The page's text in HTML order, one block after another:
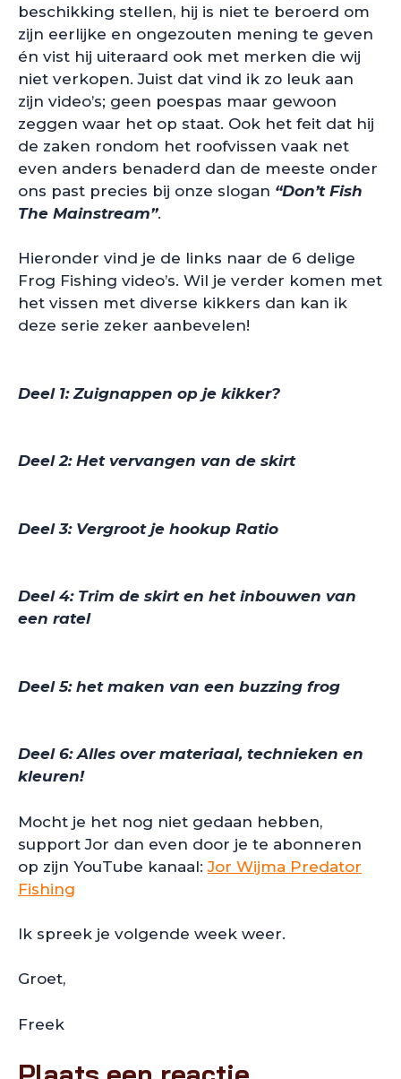
beschikking stellen, hij is niet te beroerd om
zijn eerlijke en ongezouten mening te geven
én vist hij uiteraard ook met merken die wij
niet verkopen. Juist dat vind ik zo leuk aan
zijn video’s; geen poespas maar gewoon
zeggen waar het op staat. Ook het feit dat hij
de zaken rondom het roofvissen vaak net
even anders benaderd dan de meeste onder
ons past precies bij onze slogan “Don’t Fish
The Mainstream”.
Hieronder vind je de links naar de 6 delige
Frog Fishing video’s. Wil je verder komen met
het vissen met diverse kikkers dan kan ik
deze serie zeker aanbevelen!
Deel 1: Zuignappen op je kikker?
Deel 2: Het vervangen van de skirt
Deel 3: Vergroot je hookup Ratio
Deel 4: Trim de skirt en het inbouwen van
een ratel
Deel 5: het maken van een buzzing frog
Deel 6: Alles over materiaal, technieken en
kleuren!
Mocht je het nog niet gedaan hebben,
support Jor dan even door je te abonneren
op zijn YouTube kanaal:Jor Wijma Predator
Fishing
Ik spreek je volgende week weer.
Groet,
Freek